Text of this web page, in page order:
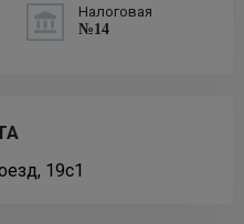
Налоговая
№14
19с1